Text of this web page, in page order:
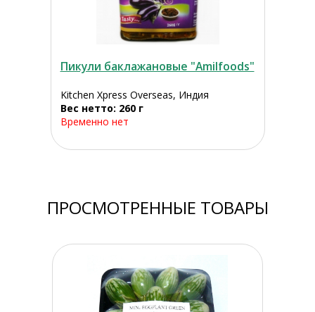
Пикули баклажановые "Amilfoods"
Kitchen Xpress Overseas, Индия
Вес нетто: 260 г
Временно нет
ПРОСМОТРЕННЫЕ ТОВАРЫ